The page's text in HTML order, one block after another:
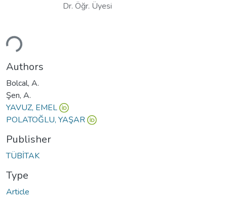
Dr. Öğr. Üyesi
Authors
Bolcal, A.
Şen, A.
YAVUZ, EMEL
POLATOĞLU, YAŞAR
Publisher
TÜBİTAK
Type
Article